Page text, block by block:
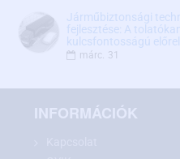
Járműbiztonsági
fejlesztése: A
kulcsfontosságú
márc. 31
INFORMÁCIÓK